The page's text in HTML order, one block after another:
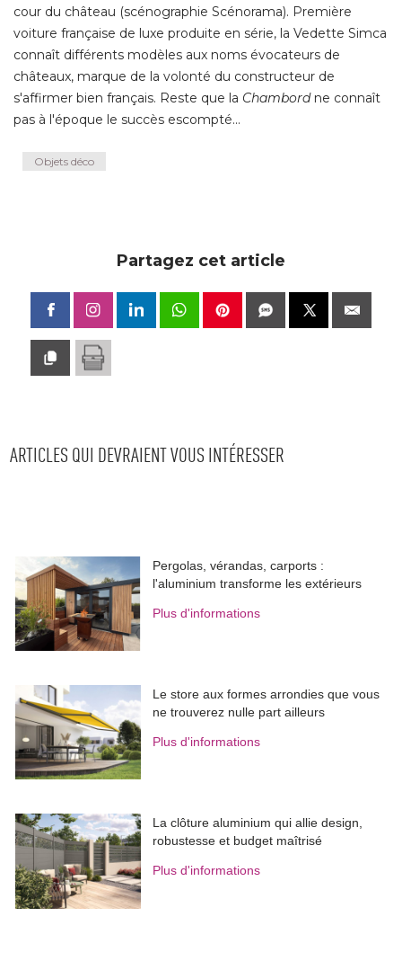
cour du château (scénographie Scénorama). Première
voiture française de luxe produite en série, la Vedette Simca
connaît différents modèles aux noms évocateurs de
châteaux, marque de la volonté du constructeur de
s'affirmer bien français. Reste que la Chambord ne connaît
pas à l'époque le succès escompté...
Objets déco
Partagez cet article
ARTICLES QUI DEVRAIENT VOUS INTÉRESSER
Pergolas, vérandas, carports :
l'aluminium transforme les extérieurs
Plus d'informations
Le store aux formes arrondies que vous
ne trouverez nulle part ailleurs
Plus d'informations
La clôture aluminium qui allie design,
robustesse et budget maîtrisé
Plus d'informations